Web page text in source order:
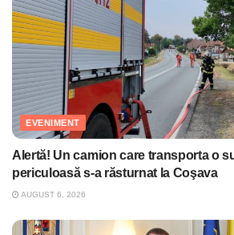
EVENIMENT
Alertă! Un camion care transporta o
periculoasă s-a răsturnat la Coşava
AUGUST 6, 2026